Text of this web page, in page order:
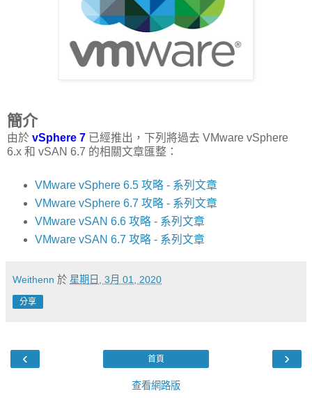
簡介
由於 vSphere 7 已經推出，下列將過去 VMware vSphere
6.x 和 vSAN 6.7 的相關文章匯整：
VMware vSphere 6.5 攻略 - 系列文章
VMware vSphere 6.7 攻略 - 系列文章
VMware vSAN 6.6 攻略 - 系列文章
VMware vSAN 6.7 攻略 - 系列文章
Weithenn 於 星期日, 3月 01, 2020
分享
‹ ›
首頁
查看網路版